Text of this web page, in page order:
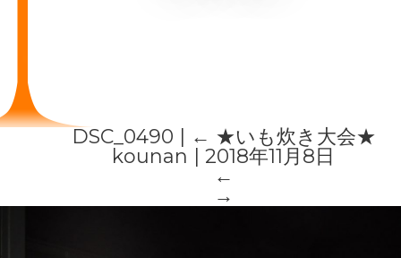
DSC_0490 ← ★いも炊き大会★
kounan
|2018年11月8日
←
→